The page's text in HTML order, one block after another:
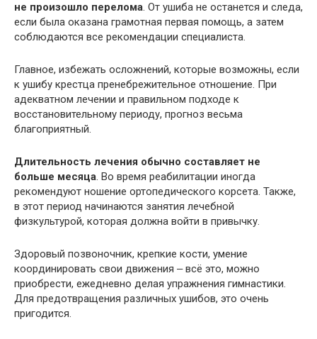
не произошло перелома. От ушиба не останется и следа,
если была оказана грамотная первая помощь, а затем
соблюдаются все рекомендации специалиста.
Главное, избежать осложнений, которые возможны, если
к ушибу крестца пренебрежительное отношение. При
адекватном лечении и правильном подходе к
восстановительному периоду, прогноз весьма
благоприятный.
Длительность лечения обычно составляет не
больше месяца. Во время реабилитации иногда
рекомендуют ношение ортопедического корсета. Также,
в этот период начинаются занятия лечебной
физкультурой, которая должна войти в привычку.
Здоровый позвоночник, крепкие кости, умение
координировать свои движения ‒ всё это, можно
приобрести, ежедневно делая упражнения гимнастики.
Для предотвращения различных ушибов, это очень
пригодится.